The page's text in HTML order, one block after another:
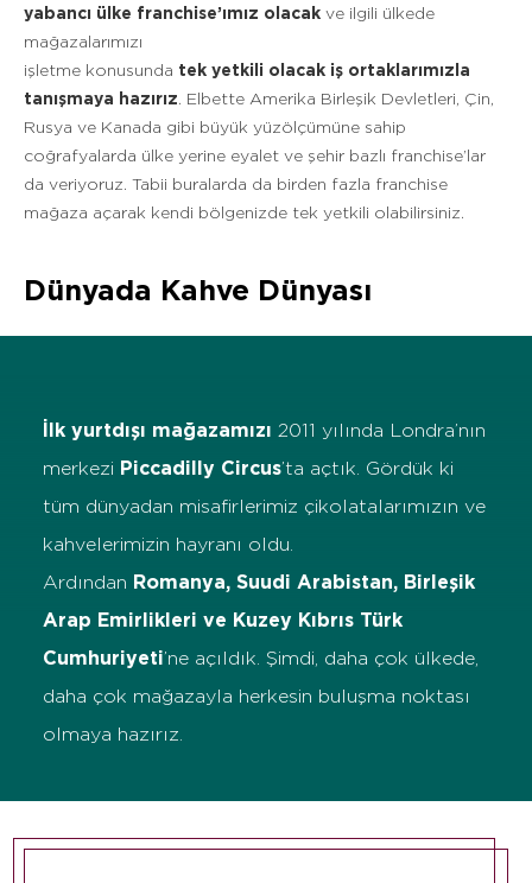
yabancı ülke franchise’ımız olacak ve ilgili ülkede
mağazalarımızı
işletme konusunda tek yetkili olacak iş ortaklarımızla
tanışmaya hazırız . Elbette Amerika Birleşik Devletleri, Çin,
Rusya ve Kanada gibi büyük yüzölçümüne sahip
coğrafyalarda ülke yerine eyalet ve şehir bazlı franchise’lar
da veriyoruz. Tabii buralarda da birden fazla franchise
mağaza açarak kendi bölgenizde tek yetkili olabilirsiniz.
Dünyada Kahve Dünyası
İlk yurtdışı mağazamızı 2011 yılında Londra’nın
merkezi Piccadilly Circus’ta açtık. Gördük ki
tüm dünyadan misafirlerimiz çikolatalarımızın ve
kahvelerimizin hayranı oldu.
Ardından Romanya, Suudi Arabistan, Birleşik
Arap Emirlikleri ve Kuzey Kıbrıs Türk
Cumhuriyeti’ne açıldık. Şimdi, daha çok ülkede,
daha çok mağazayla herkesin buluşma noktası
olmaya hazırız.